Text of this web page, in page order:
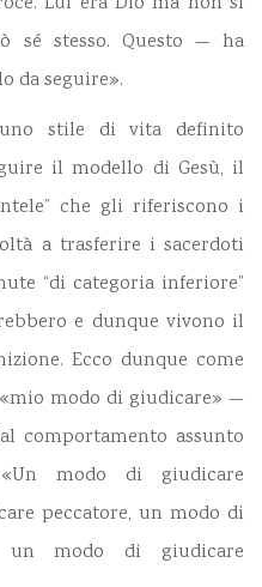
sé stesso. Questo — ha
da seguire».
stile di vita definito
il modello di Gesù, il
che gli riferiscono i
a trasferire i sacerdoti
“di categoria inferiore”
e dunque vivono il
Ecco dunque come
modo di giudicare» —
comportamento assunto
modo di giudicare
peccatore, un modo di
un modo di giudicare